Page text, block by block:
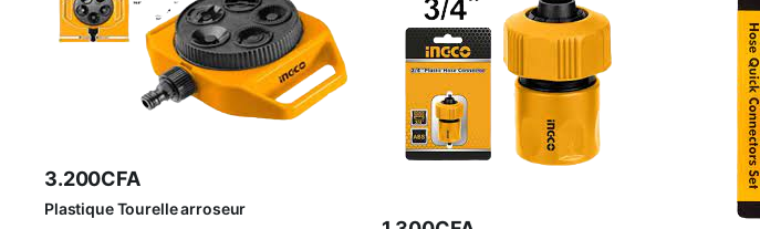
3.200CFA
Plastique Tourelle arroseur